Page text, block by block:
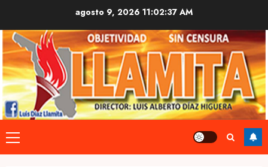
content
agosto 9, 2026 11:02:37 AM
Primary
Menu